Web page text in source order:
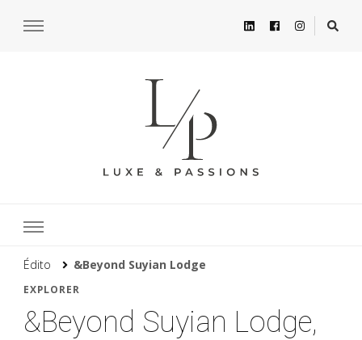
Édito &Beyond Suyian Lodge
EXPLORER
&Beyond Suyian Lodge,